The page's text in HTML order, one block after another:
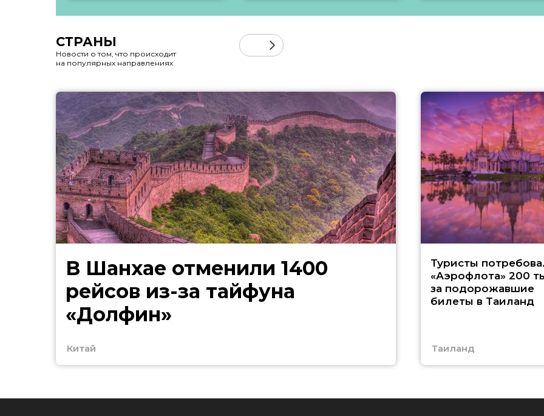
СТРАНЫ
Новости о том, что происходит
на популярных направлениях
В Шанхае отменили 1400
рейсов из-за тайфуна
«Долфин»
Китай
Туристы
«Аэрофлота» 200
за подорожавшие
билеты в Таиланд
Таиланд